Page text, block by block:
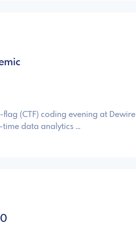
(CTF) coding evening at Dewire
time data analytics …